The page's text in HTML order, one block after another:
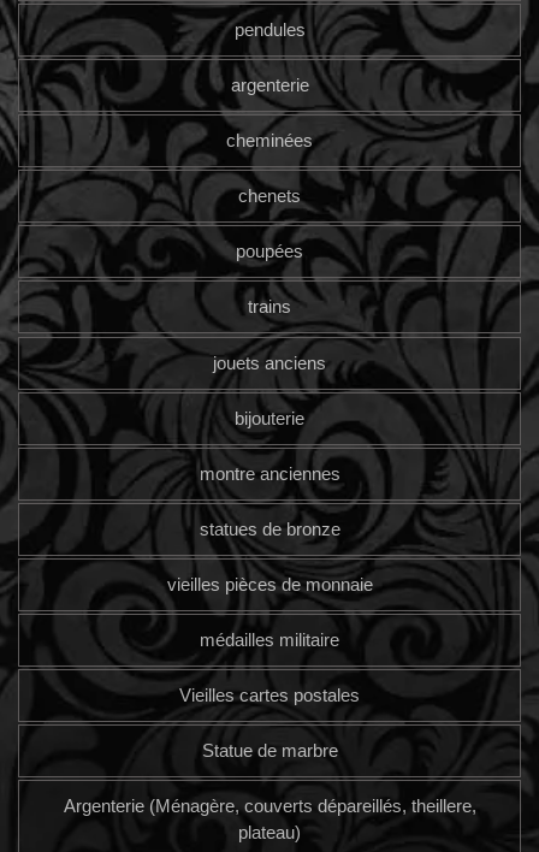
pendules
argenterie
cheminées
chenets
poupées
trains
jouets anciens
bijouterie
montre anciennes
statues de bronze
vieilles pièces de monnaie
médailles militaire
Vieilles cartes postales
Statue de marbre
Argenterie (Ménagère, couverts dépareillés, theillere,
plateau)